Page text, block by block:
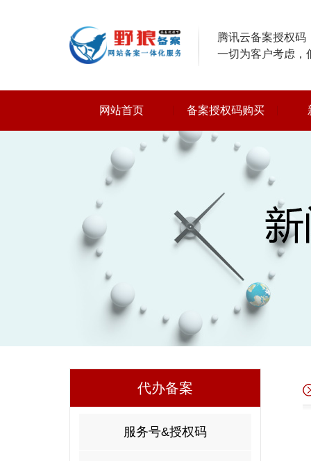
腾讯云备案授权
一切为客户考虑，
网站首页 备案授权码购买
代办备案
服务号&授权码